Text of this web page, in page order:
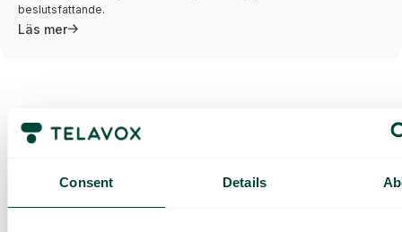
Consent Details
beslutsfattande.
Läs mer
Få en
skräddarsydd
demo och
offert